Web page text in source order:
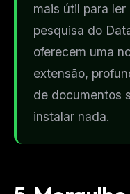
mais útil para
pesquisa do
oferecem uma
extensão,
de documentos
instalar nada.